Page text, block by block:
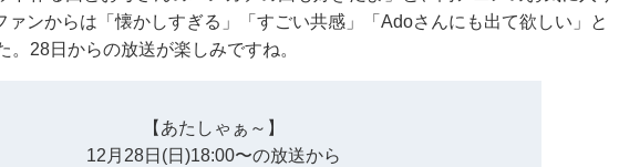
ァンからは「懐かしすぎる」「すごい共感」「Adoさんにも出て欲しい」と
。28日からの放送が楽しみですね。
【あたしゃぁ～】
12月28日(日)18:00〜の放送から